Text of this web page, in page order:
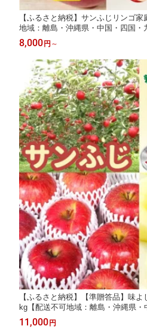
【ふるさと納税】サンふじリンゴ
地域：離島・沖縄県・中国・四国・
8,000 円 ～
【ふるさと納税】【準贈答品】味
kg【配送不可地域：離島・沖縄県
5】
11,000 円